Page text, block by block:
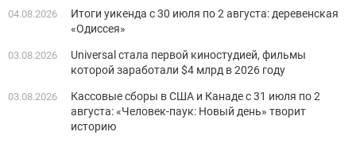
04.08.2026
Итоги уикенда с 30 июля по 2 августа: деревенская
«Одиссея»
03.08.2026
Universal стала первой киностудией, фильмы
которой заработали $4 млрд в 2026 году
03.08.2026
Кассовые сборы в США и Канаде с 31 июля по 2
августа: «Человек-паук: Новый день» творит
историю